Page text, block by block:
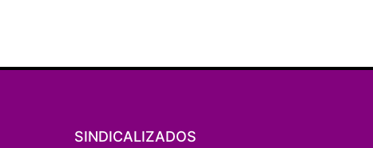
SINDICALIZADOS